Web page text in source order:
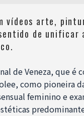
vídeos arte,
de unificar
de Veneza, que
como pioneira
feminino e